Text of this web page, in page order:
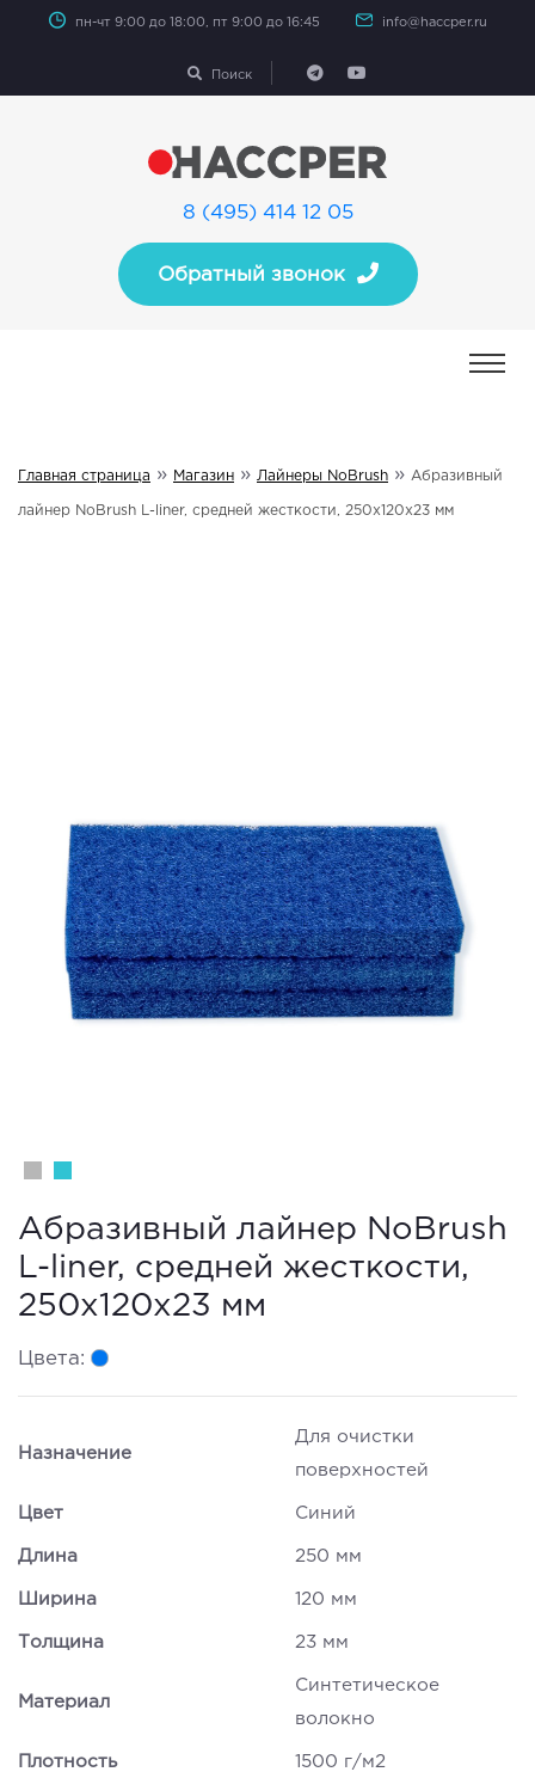
пн-чт 9:00 до 18:00, пт 9:00 до 16:45 info@haccper.ru
Поиск
8 (495) 414 12 05
Обратный звонок
Главная страница » Магазин » Лайнеры NoBrush » Абразивный
лайнер NoBrush L-liner, средней жесткости, 250х120х23 мм
Абразивный лайнер NoBrush
L-liner, средней жесткости,
250х120х23 мм
Цвета:
Назначение
Для очистки
поверхностей
Цвет Синий
Длина 250 мм
Ширина 120 мм
Толщина 23 мм
Материал
Синтетическое
волокно
Плотность 1500 г/м2